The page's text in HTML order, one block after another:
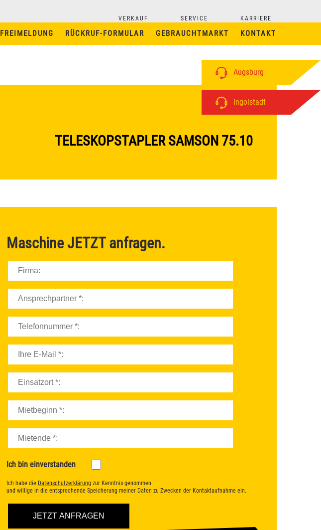
VERKAUF SERVICE KARRIERE
FREIMELDUNG RÜCKRUF-FORMULAR GEBRAUCHTMARKT KONTAKT
TELESKOPSTAPLER SAMSON 75.10
Maschine JETZTanfragen.
Ich bin einverstanden
Ich habe die Datenschutzerklärung zur Kenntnis genommen
und willige in die entsprechende Speicherung meiner Daten zu Zwecken der Kontaktaufnahme ein.
Augsburg
Ingolstadt